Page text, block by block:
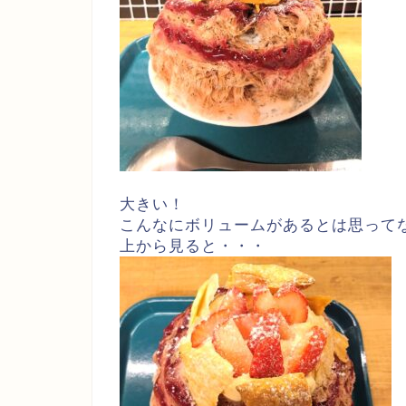
大きい！
こんなにボリュームがあるとは思って
上から見ると・・・